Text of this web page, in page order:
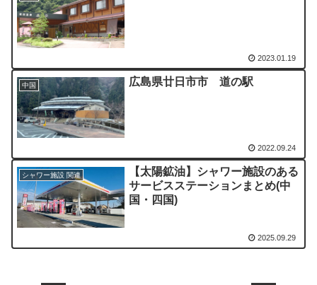
2023.01.19
中国 広島県廿日市市 道の駅
2022.09.24
シャワー施設 関連
【太陽鉱油】シャワー施設のある
サービスステーションまとめ(中
国・四国)
2025.09.29